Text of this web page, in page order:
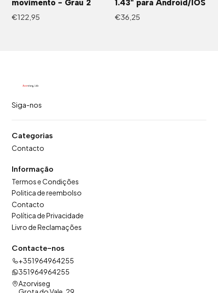
movimento - Grau 2
€122,95
1.43" para Android/IOS
€36,25
Siga-nos
Categorias
Contacto
Informação
Termos e Condições
Politica de reembolso
Contacto
Política de Privacidade
Livro de Reclamações
Contacte-nos
+351964964255
351964964255
Azorviseg